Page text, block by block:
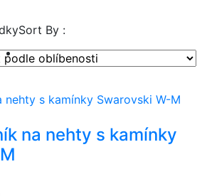
Seřazeno
podle
oblíbenosti
Sort By :
na nehty s kamínky